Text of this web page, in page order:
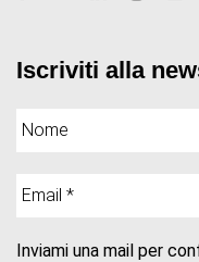
Iscriviti alla
Inviami una mail per